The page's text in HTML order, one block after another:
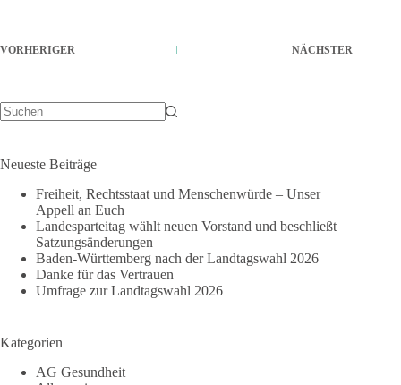
VORHERIGER NÄCHSTER
Neueste Beiträge
Freiheit, Rechtsstaat und Menschenwürde – Unser
Appell an Euch
Landesparteitag wählt neuen Vorstand und beschließt
Satzungsänderungen
Baden-Württemberg nach der Landtagswahl 2026
Danke für das Vertrauen
Umfrage zur Landtagswahl 2026
Kategorien
AG Gesundheit